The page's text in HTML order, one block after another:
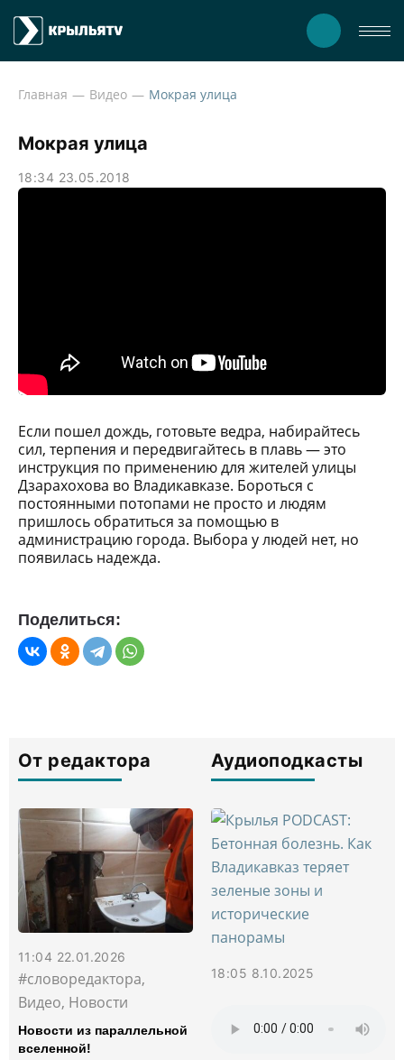
Главная Видео Мокрая улица
Мокрая улица
18:34 23.05.2018
Если пошел дождь, готовьте ведра, набирайтесь
сил, терпения и передвигайтесь в плавь — это
инструкция по применению для жителей улицы
Дзарахохова во Владикавказе. Бороться с
постоянными потопами не просто и людям
пришлось обратиться за помощью в
администрацию города. Выбора у людей нет, но
появилась надежда.
Поделиться:
От редактора
11:04 22.01.2026
#словоредактора,
Видео, Новости
Новости из параллельной
вселенной!
Аудиоподкасты
18:05 8.10.2025